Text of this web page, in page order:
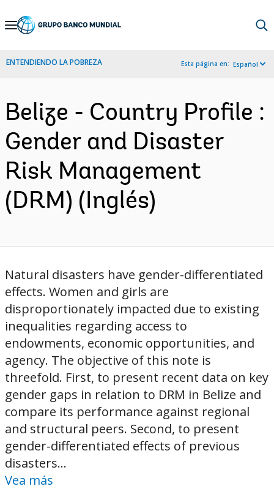
Skip
Navigation
ENTENDIENDO LA POBREZA Esta página en: Español
Belize - Country Profile :
Gender and Disaster
Risk Management
(DRM) (Inglés)
Natural disasters have gender-differentiated
effects. Women and girls are
disproportionately impacted due to existing
inequalities regarding access to
endowments, economic opportunities, and
agency. The objective of this note is
threefold. First, to present recent data on key
gender gaps in relation to DRM in Belize and
compare its performance against regional
and structural peers. Second, to present
gender-differentiated effects of previous
disasters...
Vea más